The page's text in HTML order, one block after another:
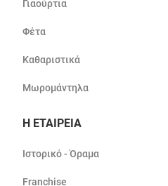
Γιαούρτια
Φέτα
Καθαριστικά
Μωρομάντηλα
Η ΕΤΑΙΡΕΙΑ
Ιστορικό - Όραμα
Franchise